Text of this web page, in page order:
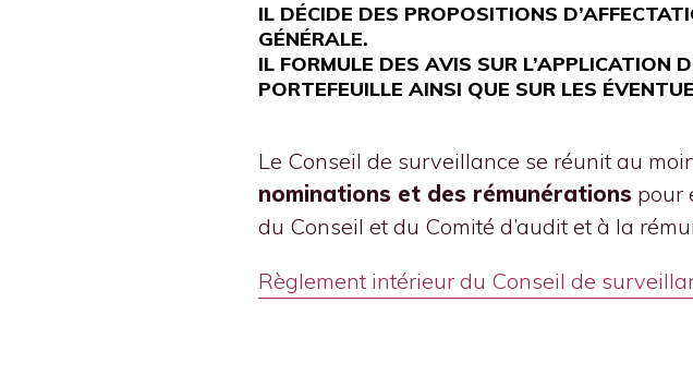
IL DÉCIDE DES PROPOSITIONS
GÉNÉRALE.
IL FORMULE DES AVIS SUR L’APPLICATION
PORTEFEUILLE AINSI QUE SUR LES
Le Conseil de surveillance se réunit au
nominations et des rémunérations pour
du Conseil et du Comité d’audit et à la
Règlement intérieur du Conseil de